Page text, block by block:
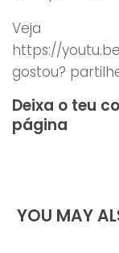
Veja
https://
gostou?
Deixa o teu
página
YOU MAY